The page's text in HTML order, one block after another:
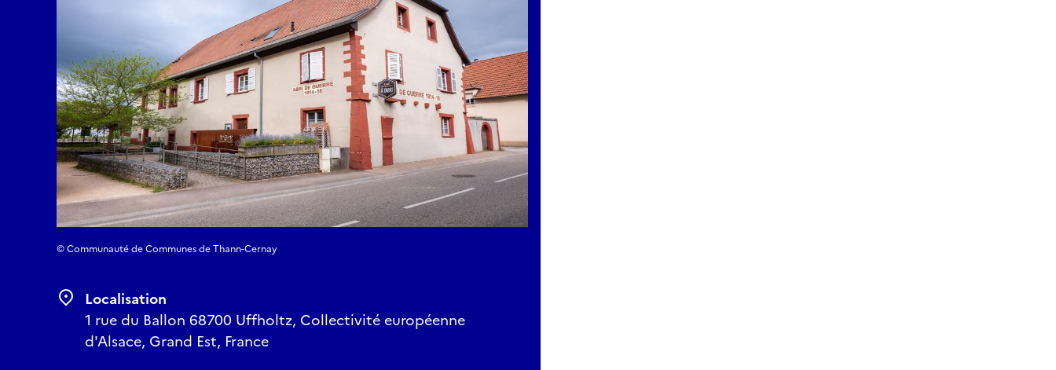
© Communauté de Communes de Thann-Cernay
Localisation
1 rue du Ballon 68700 Uffholtz, Collectivité européenne
d'Alsace, Grand Est, France